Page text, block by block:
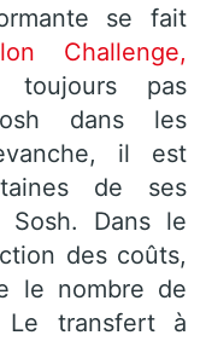
se fait
Challenge,
toujours pas
dans les
il est
de ses
Sosh. Dans le
des coûts,
le nombre de
transfert à